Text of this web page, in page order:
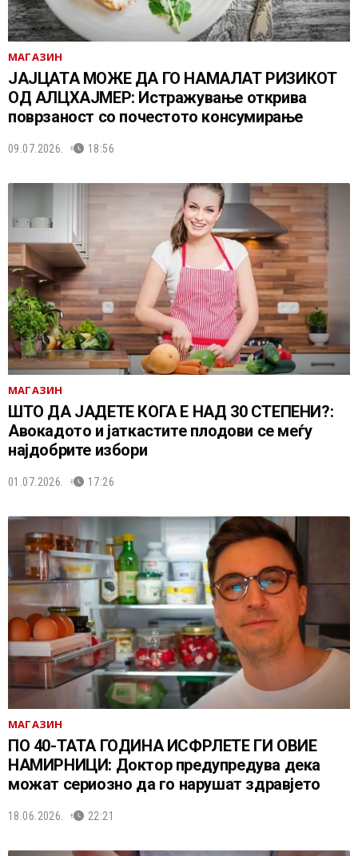
МАГАЗИН
ЈАЈЦАТА МОЖЕ ДА ГО НАМАЛАТ РИЗИКОТ
ОД АЛЦХАЈМЕР: Истражување открива
поврзаност со почестото консумирање
09.07.2026. 18:56
МАГАЗИН
ШТО ДА ЈАДЕТЕ КОГА Е НАД 30 СТЕПЕНИ?:
Авокадото и јаткастите плодови се меѓу
најдобрите избори
01.07.2026. 17:26
МАГАЗИН
ПО 40-ТАТА ГОДИНА ИСФРЛЕТЕ ГИ ОВИЕ
НАМИРНИЦИ: Доктор предупредува дека
можат сериозно да го нарушат здравјето
18.06.2026. 22:21